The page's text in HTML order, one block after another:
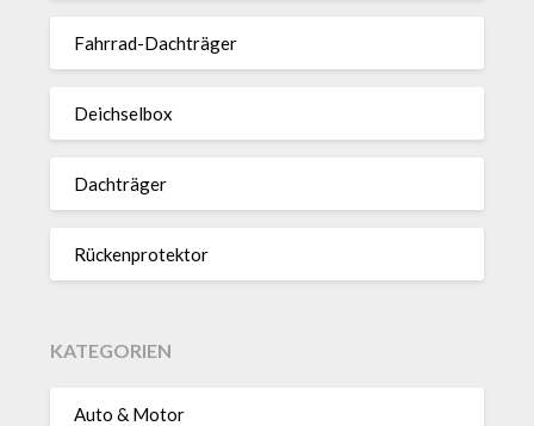
Fahrrad-Dach­träger
Deich­selbox
Dach­träger
Rücken­pro­tektor
KATEGORIEN
Auto & Motor